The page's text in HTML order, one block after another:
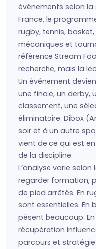
événements selon la
France, le
rugby, tennis,
mécaniques et
référence Stream
recherche, mais la
Un événement
une finale, un derby,
classement, une
éliminatoire. Dibox
soir et à un autre
vient de ce qui est
de la discipline.
L’analyse varie
regarder formation,
de pied arrêtés. En
sont essentielles. En
pèsent beaucoup.
récupération
parcours et stratégie